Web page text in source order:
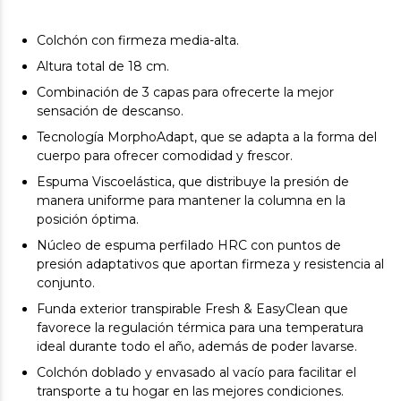
Colchón con firmeza media-alta.
Altura total de 18 cm.
Combinación de 3 capas para ofrecerte la mejor
sensación de descanso.
Tecnología MorphoAdapt, que se adapta a la forma del
cuerpo para ofrecer comodidad y frescor.
Espuma Viscoelástica, que distribuye la presión de
manera uniforme para mantener la columna en la
posición óptima.
Núcleo de espuma perfilado HRC con puntos de
presión adaptativos que aportan firmeza y resistencia al
conjunto.
Funda exterior transpirable Fresh & EasyClean que
favorece la regulación térmica para una temperatura
ideal durante todo el año, además de poder lavarse.
Colchón doblado y envasado al vacío para facilitar el
transporte a tu hogar en las mejores condiciones.